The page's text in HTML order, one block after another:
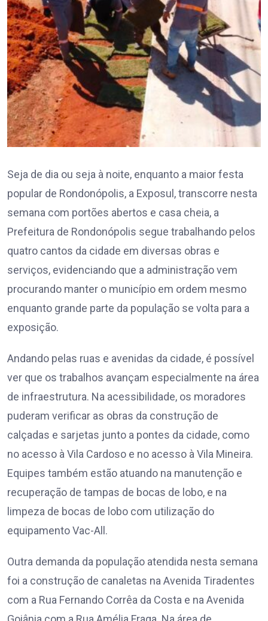
Seja de dia ou seja à noite, enquanto a maior festa
popular de Rondonópolis, a Exposul, transcorre nesta
semana com portões abertos e casa cheia, a
Prefeitura de Rondonópolis segue trabalhando pelos
quatro cantos da cidade em diversas obras e
serviços, evidenciando que a administração vem
procurando manter o município em ordem mesmo
enquanto grande parte da população se volta para a
exposição.
Andando pelas ruas e avenidas da cidade, é possível
ver que os trabalhos avançam especialmente na área
de infraestrutura. Na acessibilidade, os moradores
puderam verificar as obras da construção de
calçadas e sarjetas junto a pontes da cidade, como
no acesso à Vila Cardoso e no acesso à Vila Mineira.
Equipes também estão atuando na manutenção e
recuperação de tampas de bocas de lobo, e na
limpeza de bocas de lobo com utilização do
equipamento Vac-All.
Outra demanda da população atendida nesta semana
foi a construção de canaletas na Avenida Tiradentes
com a Rua Fernando Corrêa da Costa e na Avenida